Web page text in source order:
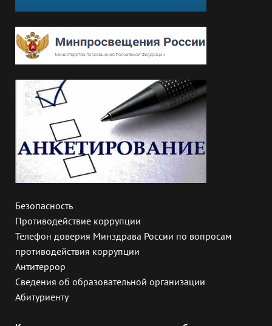
Безопасность
Противодействие коррупции
Телефон доверия Минздрава России по вопросам
противодействия коррупции
Антитеррор
Сведения об образовательной организации
Абитуриенту